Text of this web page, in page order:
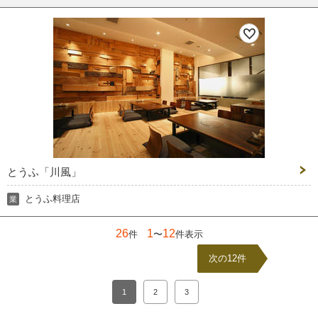
とうふ「川風」
業 とうふ料理店
26件 1〜12件表示
次の12件
1 2 3